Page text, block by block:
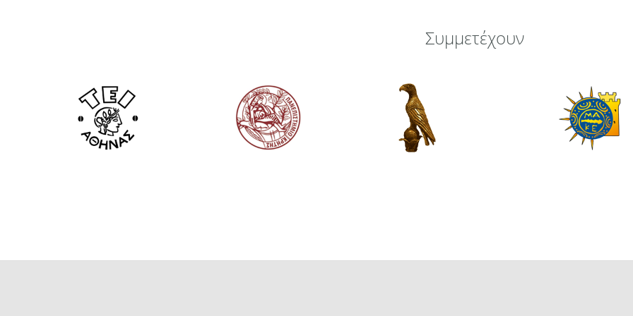
Συμμετέχουν